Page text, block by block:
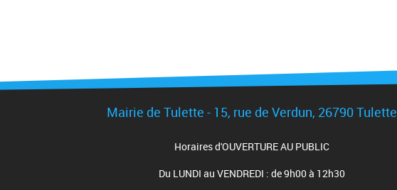
Mairie de Tulette - 15, rue de Verdun, 26790 Tulette
Horaires d'OUVERTURE AU PUBLIC
Du LUNDI au VENDREDI : de 9h00 à 12h30